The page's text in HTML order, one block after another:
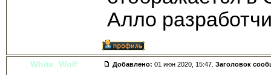
Алло
White_Wolf Добавлено: 01 июн 2020, 15:47. Заголовок